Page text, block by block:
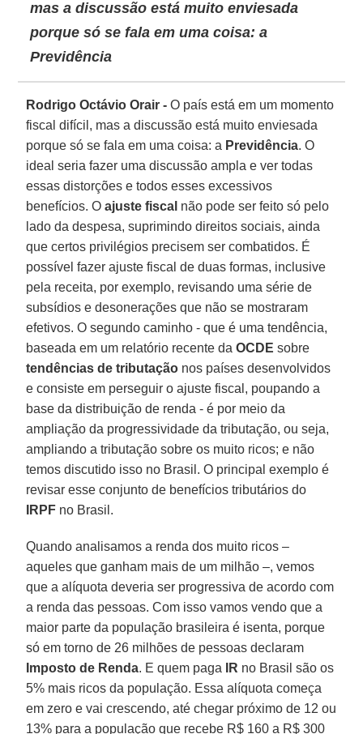
mas a discussão está muito enviesada
porque só se fala em uma coisa: a
Previdência
Rodrigo Octávio Orair - O país está em um momento
fiscal difícil, mas a discussão está muito enviesada
porque só se fala em uma coisa: a Previdência. O
ideal seria fazer uma discussão ampla e ver todas
essas distorções e todos esses excessivos
benefícios. Oajuste fiscal não pode ser feito só pelo
lado da despesa, suprimindo direitos sociais, ainda
que certos privilégios precisem ser combatidos. É
possível fazer ajuste fiscal de duas formas, inclusive
pela receita, por exemplo, revisando uma série de
subsídios e desonerações que não se mostraram
efetivos. O segundo caminho - que é uma tendência,
baseada em um relatório recente daOCDE sobre
tendências de tributação nos países desenvolvidos
e consiste em perseguir o ajuste fiscal, poupando a
base da distribuição de renda - é por meio da
ampliação da progressividade da tributação, ou seja,
ampliando a tributação sobre os muito ricos; e não
temos discutido isso no Brasil. O principal exemplo é
revisar esse conjunto de benefícios tributários do
IRPF no Brasil.
Quando analisamos a renda dos muito ricos –
aqueles que ganham mais de um milhão –, vemos
que a alíquota deveria ser progressiva de acordo com
a renda das pessoas. Com isso vamos vendo que a
maior parte da população brasileira é isenta, porque
só em torno de 26 milhões de pessoas declaram
Imposto de Renda. E quem paga IR no Brasil são os
5% mais ricos da população. Essa alíquota começa
em zero e vai crescendo, até chegar próximo de 12 ou
13% para a população que recebe R$ 160 a R$ 300